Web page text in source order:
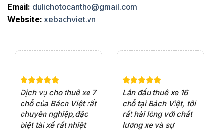
Email: dulichotocantho@gmail.com
Website: xebachviet.vn
Dịch vụ cho thuê xe 7
chỗ của Bách Việt rất
chuyên nghiệp,đặc
biệt tài xế rất nhiệt
Lần đầu thuê xe 16
chỗ tại Bách Việt, tôi
rất hài lòng với chất
lượng xe và sự